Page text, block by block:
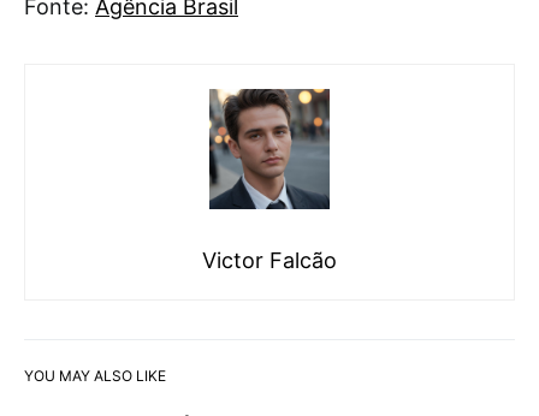
Fonte: Agência Brasil
Victor Falcão
YOU MAY ALSO LIKE